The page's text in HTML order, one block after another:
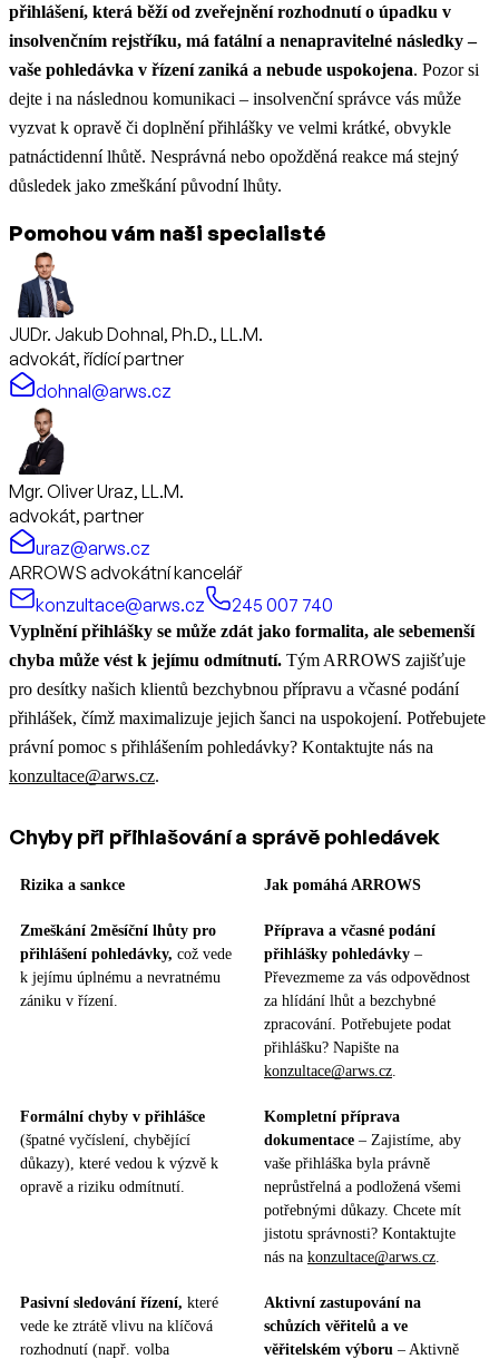
přihlášení, která běží od zveřejnění rozhodnutí o úpadku v
insolvenčním rejstříku, má fatální a nenapravitelné následky –
vaše pohledávka v řízení zaniká a nebude uspokojena. Pozor si
dejte i na následnou komunikaci – insolvenční správce vás může
vyzvat k opravě či doplnění přihlášky ve velmi krátké, obvykle
patnáctidenní lhůtě. Nesprávná nebo opožděná reakce má stejný
důsledek jako zmeškání původní lhůty.
Pomohou vám naši specialisté
JUDr. Jakub Dohnal, Ph.D., LL.M.
advokát, řídící partner
dohnal@arws.cz
Mgr. Oliver Uraz, LL.M.
advokát, partner
uraz@arws.cz
ARROWS advokátní kancelář
konzultace@arws.cz
245 007 740
Vyplnění přihlášky se může zdát jako formalita, ale sebemenší
chyba může vést k jejímu odmítnutí. Tým ARROWS zajišťuje
pro desítky našich klientů bezchybnou přípravu a včasné podání
přihlášek, čímž maximalizuje jejich šanci na uspokojení. Potřebujete
právní pomoc s přihlášením pohledávky? Kontaktujte nás na
konzultace@arws.cz.
Chyby při přihlašování a správě pohledávek
Rizika a sankce Jak pomáhá ARROWS
Zmeškání 2měsíční lhůty pro
přihlášení pohledávky, což vede
k jejímu úplnému a nevratnému
zániku v řízení.
Příprava a včasné podání
přihlášky pohledávky –
Převezmeme za vás odpovědnost
za hlídání lhůt a bezchybné
zpracování. Potřebujete podat
přihlášku? Napište na
konzultace@arws.cz
Formální chyby v přihlášce
(špatné vyčíslení, chybějící
důkazy), které vedou k výzvě k
opravě a riziku odmítnutí.
Kompletní příprava
dokumentace – Zajistíme, aby
vaše přihláška byla právně
neprůstřelná a podložená všemi
potřebnými důkazy. Chcete mít
jistotu správnosti? Kontaktujte
nás na konzultace@arws.cz
Pasivní sledování řízení, které
vede ke ztrátě vlivu na klíčová
rozhodnutí (např. volba
Aktivní zastupování na
schůzích věřitelů a ve
věřitelském výboru – Aktivně